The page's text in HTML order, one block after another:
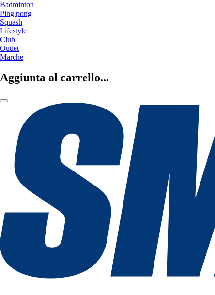
Badminton
Ping pong
Squash
Lifestyle
Club
Outlet
Marche
Aggiunta al carrello...